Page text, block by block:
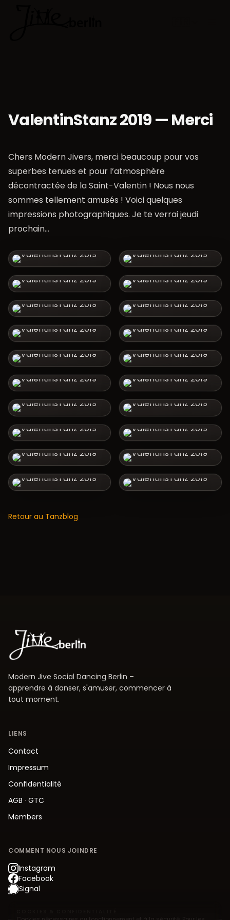
ValentinStanz 2019 — Merci
Chers Modern Jivers, merci beaucoup pour vos
superbes tenues et pour l’atmosphère
décontractée de la Saint-Valentin ! Nous nous
sommes tellement amusés ! Voici quelques
impressions photographiques. Je te verrai jeudi
prochain…
Retour au Tanzblog
Modern Jive Social Dancing Berlin –
apprendre à danser, s'amuser, commencer à
tout moment.
LIENS
Contact
Impressum
Confidentialité
AGB · GTC
Members
COMMENT NOUS JOINDRE
Instagram
Facebook
Signal